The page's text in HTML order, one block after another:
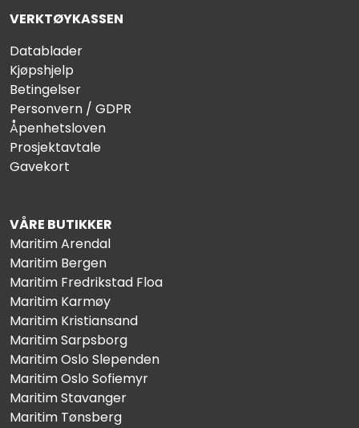
VERKTØYKASSEN
Datablader
Kjøpshjelp
Betingelser
Personvern / GDPR
Åpenhetsloven
Prosjektavtale
Gavekort
VÅRE BUTIKKER
Maritim Arendal
Maritim Bergen
Maritim Fredrikstad Floa
Maritim Karmøy
Maritim Kristiansand
Maritim Sarpsborg
Maritim Oslo Slependen
Maritim Oslo Sofiemyr
Maritim Stavanger
Maritim Tønsberg